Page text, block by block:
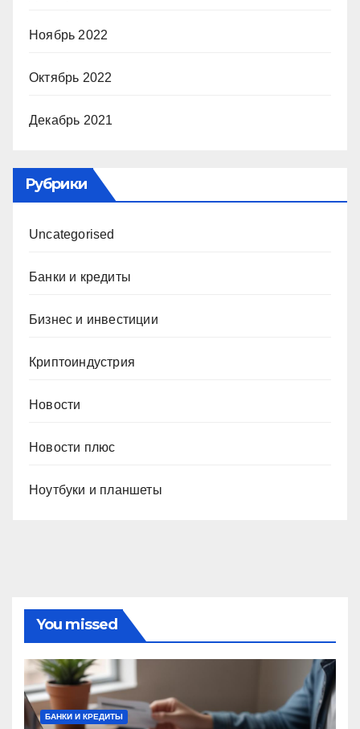
Ноябрь 2022
Октябрь 2022
Декабрь 2021
Рубрики
Uncategorised
Банки и кредиты
Бизнес и инвестиции
Криптоиндустрия
Новости
Новости плюс
Ноутбуки и планшеты
You missed
БАНКИ И КРЕДИТЫ